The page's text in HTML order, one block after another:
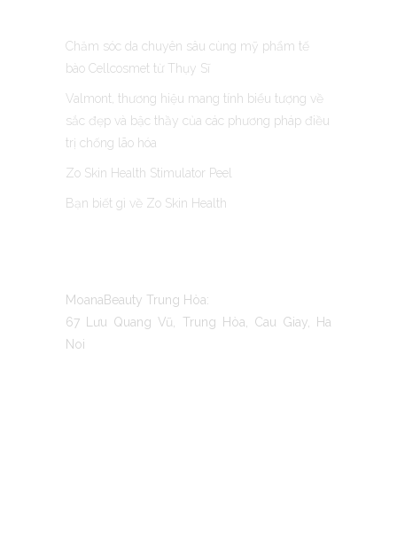
Chăm sóc da chuyên sâu cùng mỹ phẩm tế
bào Cellcosmet từ Thụy Sĩ
Valmont, thương hiệu mang tính biểu tượng về
sắc đẹp và bậc thầy của các phương pháp điều
trị chống lão hóa
Zo Skin Health Stimulator Peel
Bạn biết gì về Zo Skin Health
MoanaBeauty Trung Hòa:
67 Lưu Quang Vũ, Trung Hòa, Cau Giay, Ha
Noi